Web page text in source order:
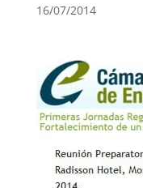
16/07/2014